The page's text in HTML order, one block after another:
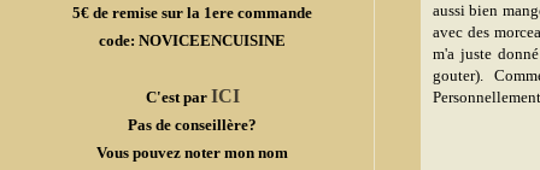
5€ de remise sur la 1ere commande
code: NOVICEENCUISINE
C'est par ICI
Pas de conseillère?
Vous pouvez noter mon nom
aussi bien
avec des
m'a juste
gouter).